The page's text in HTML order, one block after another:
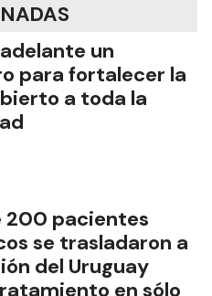
un
para fortalecer la
a toda la
200 pacientes
se trasladaron a
del Uruguay
en sólo